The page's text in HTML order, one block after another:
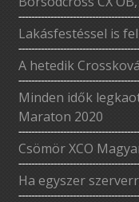
Lakásfestéssel is
A hetedik
Minden idők
Maraton 2020
Csömör XCO
Ha egyszer